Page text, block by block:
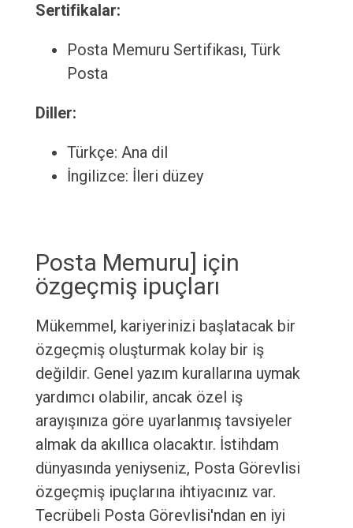
Sertifikalar:
Posta Memuru Sertifikası, Türk
Posta
Diller:
Türkçe: Ana dil
İngilizce: İleri düzey
Posta Memuru] için
özgeçmiş ipuçları
Mükemmel, kariyerinizi başlatacak bir
özgeçmiş oluşturmak kolay bir iş
değildir. Genel yazım kurallarına uymak
yardımcı olabilir, ancak özel iş
arayışınıza göre uyarlanmış tavsiyeler
almak da akıllıca olacaktır. İstihdam
dünyasında yeniyseniz, Posta Görevlisi
özgeçmiş ipuçlarına ihtiyacınız var.
Tecrübeli Posta Görevlisi'ndan en iyi